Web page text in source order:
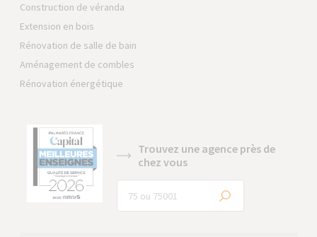
Construction de véranda
Extension en bois
Rénovation de salle de bain
Aménagement de combles
Rénovation énergétique
Trouvez une agence près de
chez vous